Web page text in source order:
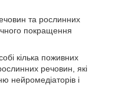
та рослинних
покращення
кілька поживних
речовин, які
нейромедіаторів і